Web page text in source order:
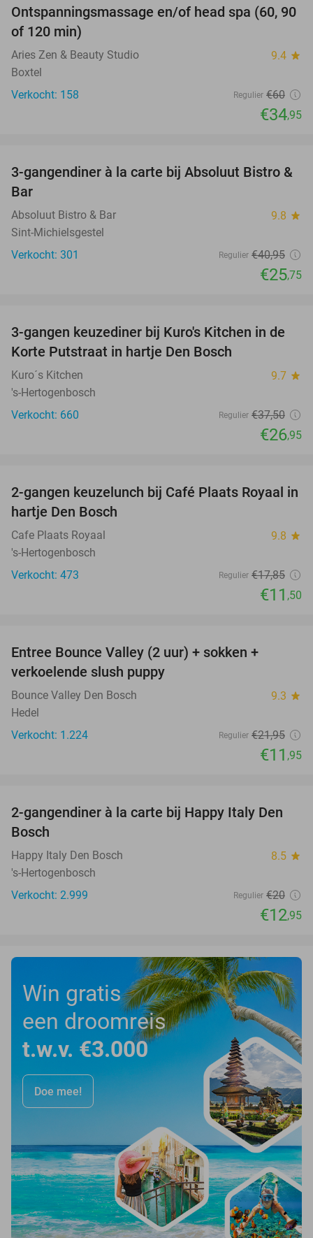
42%
Ontspanningsmassage en/of head spa (60, 90
of 120 min)
Aries Zen & Beauty Studio 9.4 star
Boxtel
Verkocht: 158
Regulier €60
€34,95
37%
3-gangendiner à la carte bij Absoluut Bistro &
Bar
Absoluut Bistro & Bar 9.8 star
Sint-Michielsgestel
Verkocht: 301
Regulier €40,95
€25,75
28%
3-gangen keuzediner bij Kuro's Kitchen in de
Korte Putstraat in hartje Den Bosch
Kuro´s Kitchen 9.7 star
's-Hertogenbosch
Verkocht: 660
Regulier €37,50
€26,95
36%
2-gangen keuzelunch bij Café Plaats Royaal in
hartje Den Bosch
Cafe Plaats Royaal 9.8 star
's-Hertogenbosch
Verkocht: 473
Regulier €17,85
€11 ,50
Entree Bounce Valley (2 uur) + sokken +
verkoelende slush puppy
Bounce Valley Den Bosch 9.3 star
Hedel
Verkocht: 1.224
Regulier €21,95
€11 ,95
35%
2-gangendiner à la carte bij Happy Italy Den
Bosch
Happy Italy Den Bosch 8.5 star
's-Hertogenbosch
Verkocht: 2.999
Regulier €20
€12,95
Win gratis
een droomreis
t.w.v. €3.000
Doe mee!